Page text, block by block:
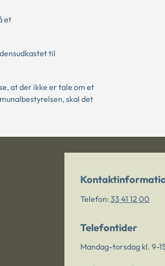
et
til
at der ikke er tale om et
skal det
Telefon: 33 41 12 00
Telefontider
Mandag-torsdag kl. 9-